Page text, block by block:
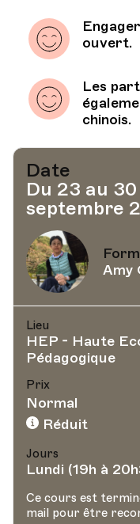
ouvert.
Les
chinois.
Date
Du 23 au 30
septembre
Amy
Lieu
HEP - Haute
Pédagogique
Prix
Normal
Réduit
Jours
Lundi (19h à
Ce cours est
mail pour être